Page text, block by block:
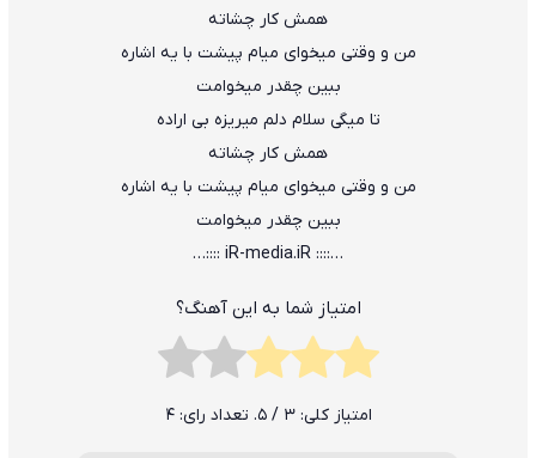
همش کار چشاته
من و وقتی میخوای میام پیشت با یه اشاره
ببین چقدر میخوامت
تا میگی سلام دلم میریزه بی اراده
همش کار چشاته
من و وقتی میخوای میام پیشت با یه اشاره
ببین چقدر میخوامت
…:::: iR-media.iR ::::…
امتیاز شما به این آهنگ؟
امتیاز کلی:3 / 5. تعداد رای: 4